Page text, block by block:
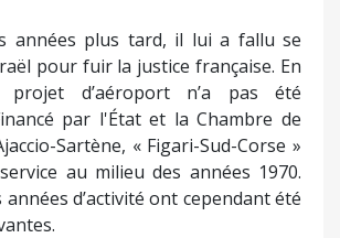
années plus tard, il lui a fallu se
pour fuir la justice française. En
projet d’aéroport n’a pas été
par l'État et la Chambre de
Sartène, « Figari-Sud-Corse »
au milieu des années 1970.
d’activité ont cependant été